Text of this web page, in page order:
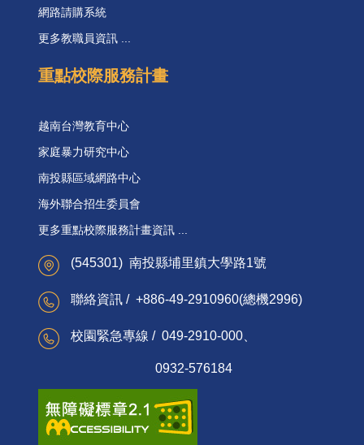
網路請購系統
更多教職員資訊 ...
重點校際服務計畫
越南台灣教育中心
家庭暴力研究中心
南投縣區域網路中心
海外聯合招生委員會
更多重點校際服務計畫資訊 ...
(545301) 南投縣埔里鎮大學路1號
聯絡資訊 / +886-49-2910960(總機2996)
校園緊急專線 / 049-2910-000、
0932-576184